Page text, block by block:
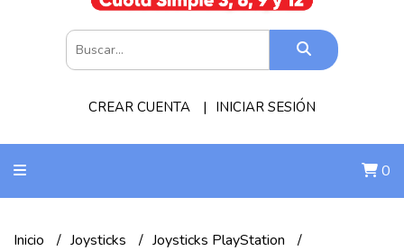
CREAR CUENTA INICIAR SESIÓN
0
Inicio Joysticks
Joysticks PlayStation